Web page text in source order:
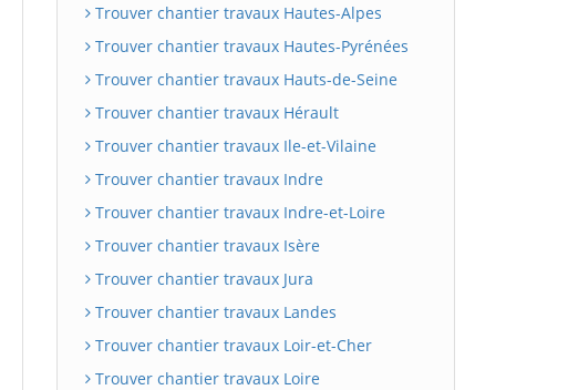
Trouver chantier travaux Hautes-Alpes
Trouver chantier travaux Hautes-Pyrénées
Trouver chantier travaux Hauts-de-Seine
Trouver chantier travaux Hérault
Trouver chantier travaux Ile-et-Vilaine
Trouver chantier travaux Indre
Trouver chantier travaux Indre-et-Loire
Trouver chantier travaux Isère
Trouver chantier travaux Jura
Trouver chantier travaux Landes
Trouver chantier travaux Loir-et-Cher
Trouver chantier travaux Loire